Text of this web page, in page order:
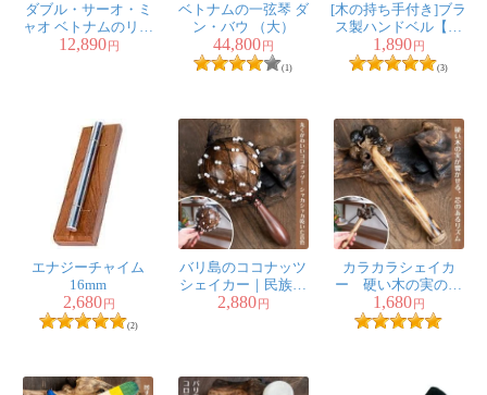
た。実物を見て、正解でした。早速ドレミの音階にチュ
ーニングし、毎日のように鳴らしています。音量も予想
以上で、とても気に入っています。
7弦ココナッツカリ
ンバ 【ナチュラル・
小】
★★★★★
りんわこう様
カラフルなペイントのカリンバ
と同時にこのナチュラル仕上げ
ダブル・サーオ・ミ
ャオ ベトナムのリー
ド付き二重フルート
12,890円
ベトナムの一弦琴 ダ
ン・バウ （大）
44,800円
(1)
[木の持ち手付き]ブラ
ス製ハンドベル【約
13.5cm】
1,890円
(3)
エナジーチャイム
16mm
2,680円
(2)
バリ島のココナッツ
シェイカー｜民族楽
器シェケレ・ナチュ
2,880円
カラカラシェイカ
ー 硬い木の実のや
さしい音色
1,680円